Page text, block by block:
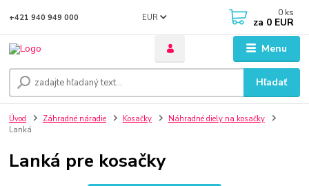
Menu
EUR
Hľadať
+421 940 949 000 0 ks
za 0 EUR
Úvod Záhradné náradie Kosačky
Náhradné diely na kosačky
Lanká
Lanká pre kosačky